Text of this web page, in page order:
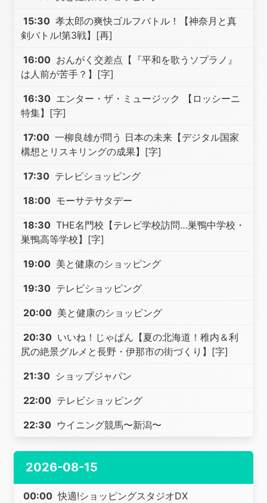
15:30 孝太郎の爽快ゴルフバトル！【神奈月と真
剣バトル!第3戦】[再]
16:00 おんがく交差点【『平和を歌うソプラノ』
は人前が苦手？】[字]
16:30 エンター・ザ・ミュージック 【ロッシーニ
特集】[字]
17:00 一柳良雄が問う 日本の未来【デジタル国家
構想とリスキリングの成果】[字]
17:30 テレビショッピング
18:00 モーサテサタデー
18:30 THE名門校【テレビ学校訪問…巣鴨中学校・
巣鴨高等学校】[字]
19:00 美と健康のショッピング
19:30 テレビショッピング
20:00 美と健康のショッピング
20:30 いいね！じゃぱん【夏の北海道！稚内＆利
尻の絶景グルメと長野・伊那市の街づくり】[字]
21:30 ショップジャパン
22:00 テレビショッピング
22:30 ウイニング競馬〜新潟〜
2026-08-15
00:00 快適!ショッピングスタジオDX